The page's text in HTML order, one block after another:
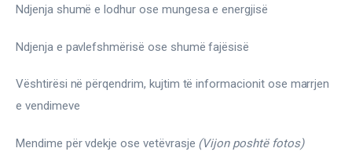
Ndjenja shumë e lodhur ose mungesa e energjisë
Ndjenja e pavlefshmërisë ose shumë fajësisë
Vështirësi në përqendrim, kujtim të informacionit ose marrjen
e vendimeve
Mendime për vdekje ose vetëvrasje (Vijon poshtë fotos)